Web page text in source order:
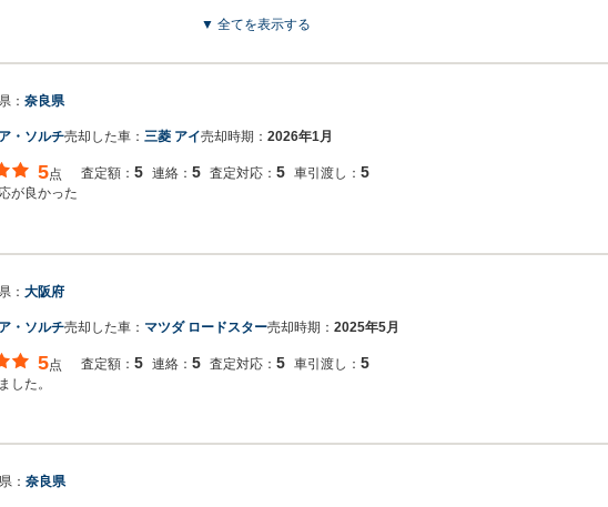
▼ 全てを表示する
： 奈良県
・ソルチ売却した車： 三菱 アイ売却時期： 2026年1月
5点 査定額： 5 連絡： 5 査定対応： 5 車引渡し： 5
が良かった
： 大阪府
・ソルチ売却した車： マツダ ロードスター売却時期： 2025年5月
5点 査定額： 5 連絡： 5 査定対応： 5 車引渡し： 5
した。
： 奈良県